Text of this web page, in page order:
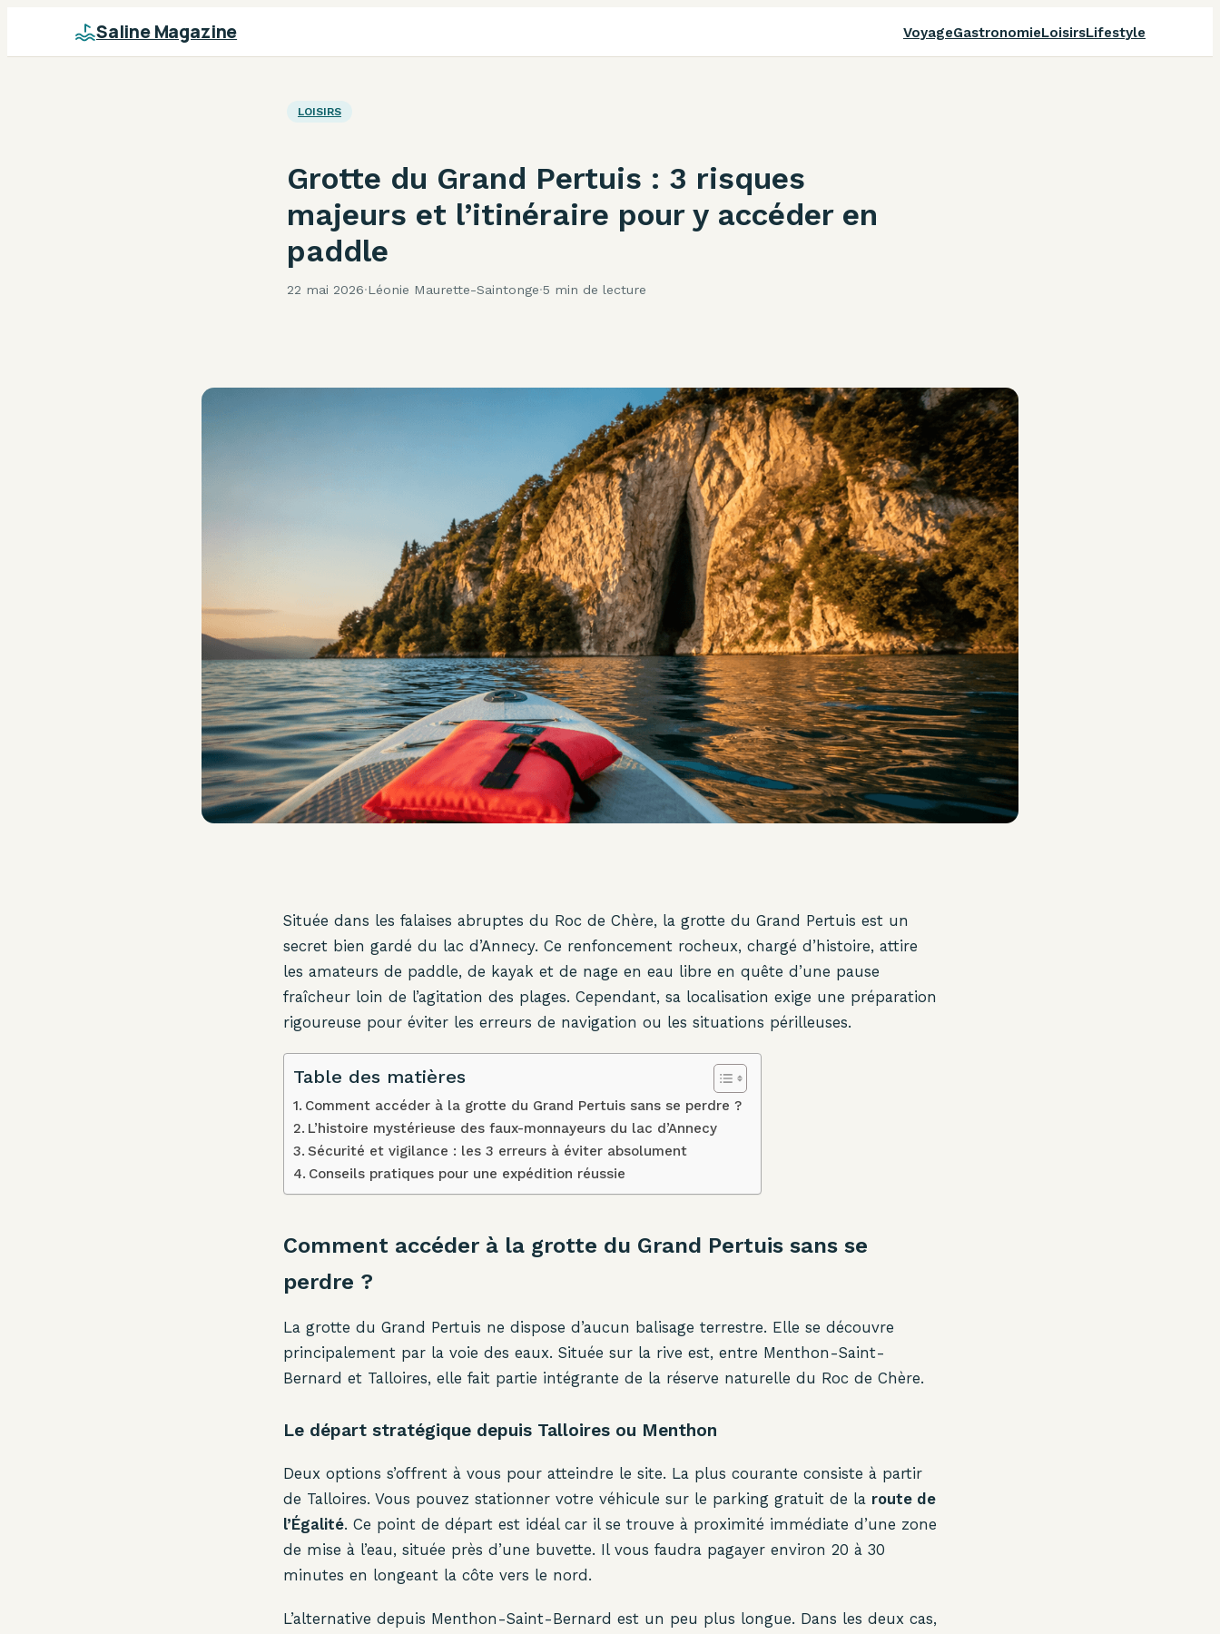
Saline Magazine VoyageGastronomieLoisirsLifestyle
LOISIRS
Grotte du Grand Pertuis : 3 risques
majeurs et l’itinéraire pour y accéder en
paddle
22 mai 2026·Léonie Maurette-Saintonge·5 min de lecture
Située dans les falaises abruptes du Roc de Chère, la grotte du Grand Pertuis est un
secret bien gardé du lac d’Annecy. Ce renfoncement rocheux, chargé d’histoire, attire
les amateurs de paddle, de kayak et de nage en eau libre en quête d’une pause
fraîcheur loin de l’agitation des plages. Cependant, sa localisation exige une préparation
rigoureuse pour éviter les erreurs de navigation ou les situations périlleuses.
Table des matières
Comment accéder à la grotte du Grand Pertuis sans se perdre ?
L’histoire mystérieuse des faux-monnayeurs du lac d’Annecy
Sécurité et vigilance : les 3 erreurs à éviter absolument
Conseils pratiques pour une expédition réussie
Comment accéder à la grotte du Grand Pertuis sans se
perdre ?
La grotte du Grand Pertuis ne dispose d’aucun balisage terrestre. Elle se découvre
principalement par la voie des eaux. Située sur la rive est, entre Menthon-Saint-
Bernard et Talloires, elle fait partie intégrante de la réserve naturelle du Roc de Chère.
Le départ stratégique depuis Talloires ou Menthon
Deux options s’offrent à vous pour atteindre le site. La plus courante consiste à partir
de Talloires. Vous pouvez stationner votre véhicule sur le parking gratuit de la route de
l’Égalité. Ce point de départ est idéal car il se trouve à proximité immédiate d’une zone
de mise à l’eau, située près d’une buvette. Il vous faudra pagayer environ 20 à 30
minutes en longeant la côte vers le nord.
L’alternative depuis Menthon-Saint-Bernard est un peu plus longue. Dans les deux cas,